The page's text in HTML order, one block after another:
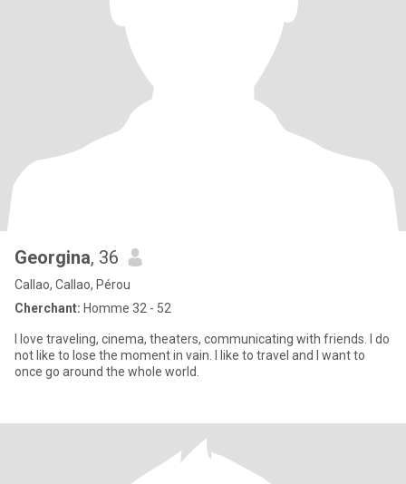
Georgina, 36
Callao, Callao, Pérou
Cherchant: Homme 32 - 52
I love traveling, cinema, theaters, communicating with friends. I do
not like to lose the moment in vain. I like to travel and I want to
once go around the whole world.